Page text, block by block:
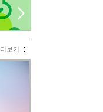
더보기